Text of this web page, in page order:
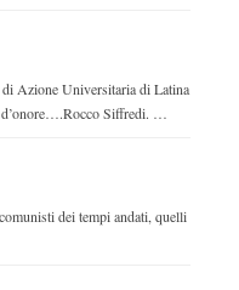
Azione Universitaria di Latina
Siffredi. …
dei tempi andati, quelli